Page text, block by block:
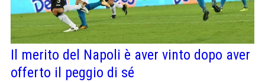
Il merito del Napoli è aver vinto dopo aver
offerto il peggio di sé